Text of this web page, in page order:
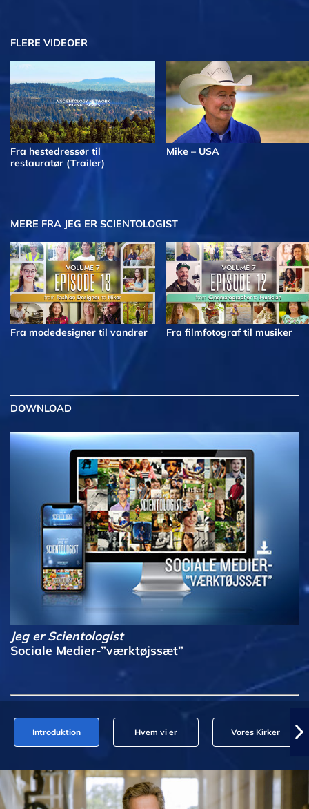
FLERE VIDEOER
Fra hestedressør til
restauratør (Trailer)
Mike – USA
MERE FRA JEG ER SCIENTOLOGIST
Fra modedesigner til vandrer Fra filmfotograf til musiker
DOWNLOAD
Jeg er Scientologist
Sociale Medier-”værktøjssæt”
Introduktion Hvem vi er Vores Kirker